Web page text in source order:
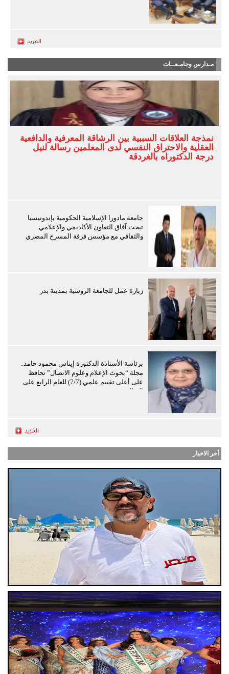
مـدارس وجامـعــات
نمذجة العلاقات السببية بين الرشاقة المعرفية والدافعية
العقلية والاحتراق النفسي لدى المعلمين رسالة لنيل
درجة الدكتوراه بالغردقة
جامعة مادورا الإسلامية الحكومية بإندونيسيا
تبحث آفاق التعاون الأكاديمي والإعلامي
والثقافي مع مؤسس فرقة المسرح المصري
زيارة عمل للجامعة الروسية بمدينة بدر
برئاسة الأستاذة الدكتورة إيناس محمود حامد..
مجلة “بحوث الإعلام وعلوم الاتصال” تحافظ
على أعلى تقييم علمي (7/7) للعام الرابع على
التوالي
أخر الاخبار